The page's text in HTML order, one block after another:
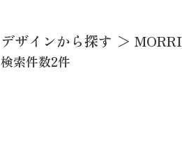
デザインから探す ＞
検索件数2件